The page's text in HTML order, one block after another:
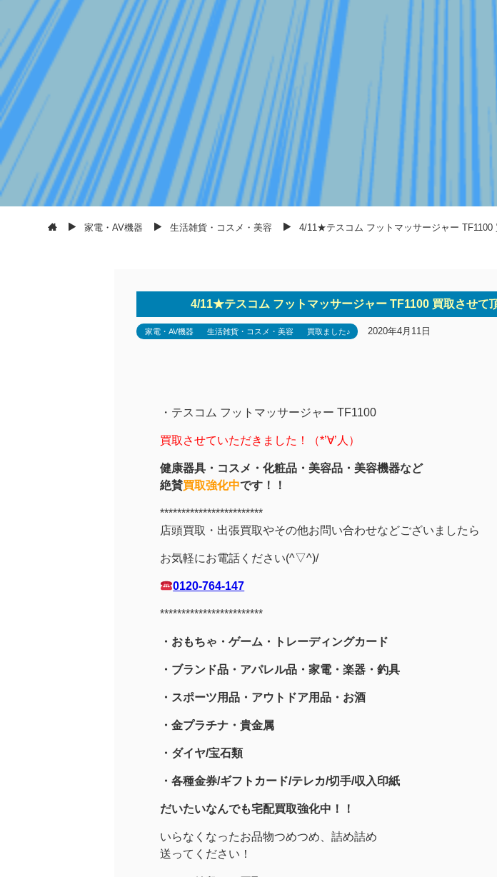
家電・AV機器 生活雑貨・コスメ・美容 4/11★テスコム フットマッサージャー TF1100
4/11★テスコム フットマッサージャー TF1100 買取させて
家電・AV機器 生活雑貨・コスメ・美容 買取ました♪ 2020年4月11日
・テスコム フットマッサージャー TF1100
買取させていただきました！（*’∀’人）
健康器具・コスメ・化粧品・美容品・美容機器など
絶賛買取強化中です！！
************************
店頭買取・出張買取やその他お問い合わせなどございましたら
お気軽にお電話ください(^▽^)/
0120-764-147
************************
・おもちゃ・ゲーム・トレーディングカード
・ブランド品・アパレル品・家電・楽器・釣具
・スポーツ用品 ・アウトドア用品・お酒
・金プラチナ・貴金属
・ ダイヤ/宝石類
・各種金券/ギフトカード/テレカ/切手/収入印紙
だいたいなんでも宅配買取強化中！！
いらなくなったお品物つめつめ、詰め詰め
送ってください！